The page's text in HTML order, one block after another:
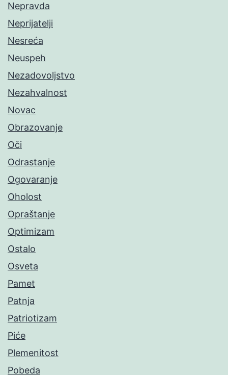
Nepravda
Neprijatelji
Nesreća
Neuspeh
Nezadovoljstvo
Nezahvalnost
Novac
Obrazovanje
Oči
Odrastanje
Ogovaranje
Oholost
Opraštanje
Optimizam
Ostalo
Osveta
Pamet
Patnja
Patriotizam
Piće
Plemenitost
Pobeda